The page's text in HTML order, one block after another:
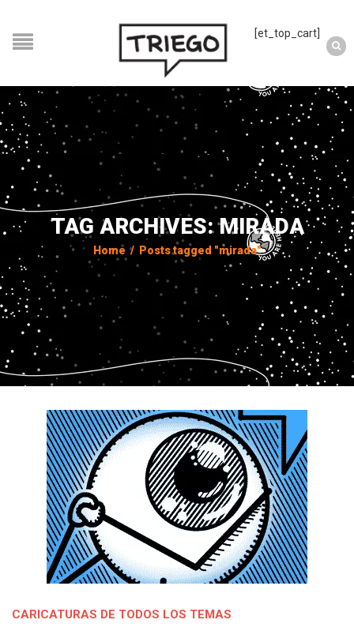
[et_top_cart]
TAG ARCHIVES: MIRADA
Home / Posts tagged "mirada"
CARICATURAS DE TODOS LOS TEMAS